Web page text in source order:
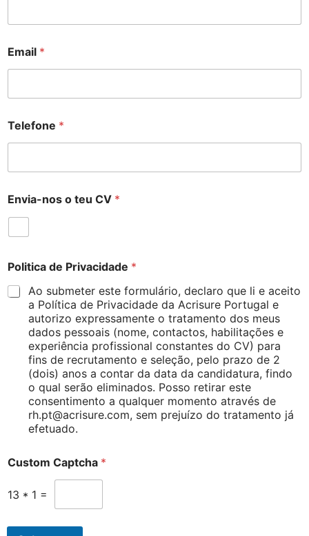
Email *
Telefone *
Envia-nos o teu CV *
Politica de Privacidade *
Ao submeter este formulário, declaro que li e aceito
a Política de Privacidade da Acrisure Portugal e
autorizo expressamente o tratamento dos meus
dados pessoais (nome, contactos, habilitações e
experiência profissional constantes do CV) para
fins de recrutamento e seleção, pelo prazo de 2
(dois) anos a contar da data da candidatura, findo
o qual serão eliminados. Posso retirar este
consentimento a qualquer momento através de
rh.pt@acrisure.com, sem prejuízo do tratamento já
efetuado.
Custom Captcha *
13 * 1 =